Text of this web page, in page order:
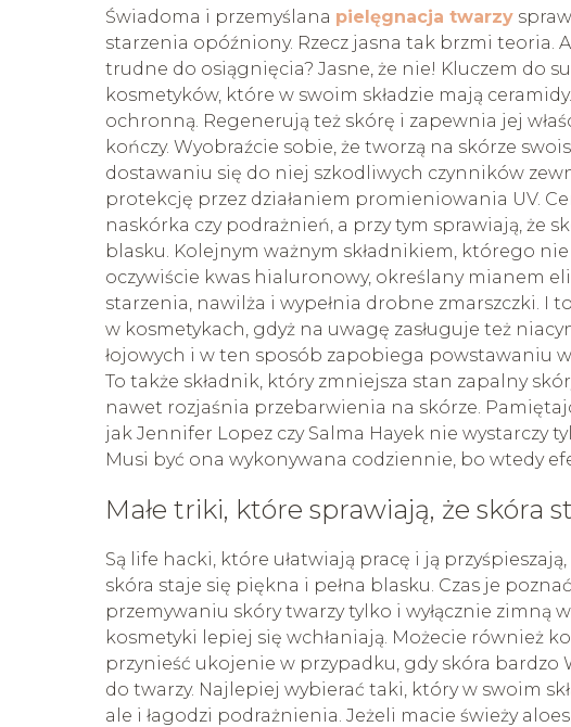
Świadoma i przemyślana pielęgnacja twarzy
starzenia opóźniony. Rzecz jasna tak brzmi teoria.
trudne do osiągnięcia? Jasne, że nie! Kluczem do
kosmetyków, które w swoim składzie mają
ochronną. Regenerują też skórę i zapewnia jej
kończy. Wyobraźcie sobie, że tworzą na skórze
dostawaniu się do niej szkodliwych czynników
protekcję przez działaniem promieniowania UV.
naskórka czy podrażnień, a przy tym sprawiają, że
blasku. Kolejnym ważnym składnikiem, którego
oczywiście kwas hialuronowy, określany mianem
starzenia, nawilża i wypełnia drobne zmarszczki. I
w kosmetykach, gdyż na uwagę zasługuje też
łojowych i w ten sposób zapobiega powstawaniu
To także składnik, który zmniejsza stan zapalny
nawet rozjaśnia przebarwienia na skórze.
jak Jennifer Lopez czy Salma Hayek nie wystarczy
Musi być ona wykonywana codziennie, bo wtedy
Małe triki, które sprawiają, że skóra
Są life hacki, które ułatwiają pracę i ją
skóra staje się piękna i pełna blasku. Czas je
przemywaniu skóry twarzy tylko i wyłącznie zimną
kosmetyki lepiej się wchłaniają. Możecie również
przynieść ukojenie w przypadku, gdy skóra bardzo
do twarzy. Najlepiej wybierać taki, który w swoim
ale i łagodzi podrażnienia. Jeżeli macie świeży